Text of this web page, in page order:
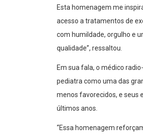
Esta homenagem me
acesso a tratamentos de
com humildade, orgulho e
qualidade”, ressaltou.
Em sua fala, o médico
pediatra como uma das
menos favorecidos, e seus
últimos anos.
“Essa homenagem